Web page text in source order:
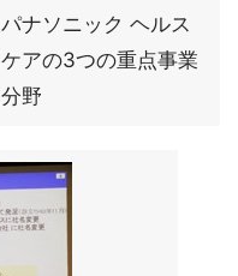
パナソニック ヘルス
ケアの3つの重点事業
分野